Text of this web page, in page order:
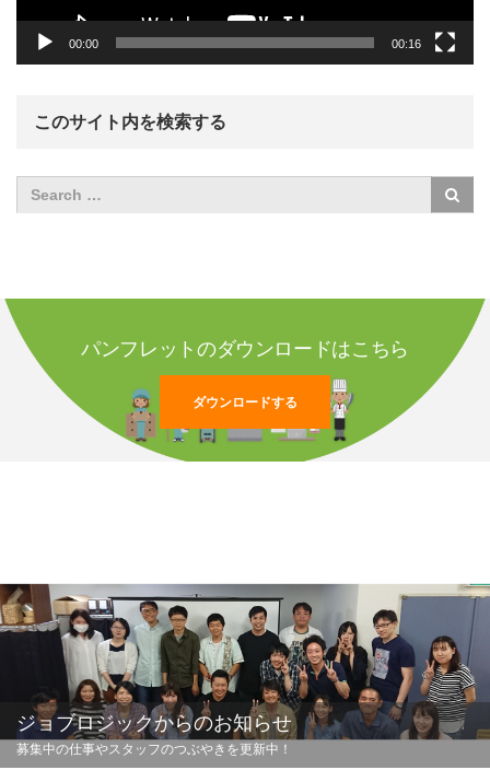
00:00 00:16
このサイト内を検索する
パンフレットのダウンロードはこちら
ダウンロードする
ジョブロジックからのお知らせ
募集中の仕事やスタッフのつぶやきを更新中！